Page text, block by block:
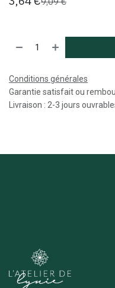
Conditions générales
Garantie satisfait ou
Livraison : 2-3 jours